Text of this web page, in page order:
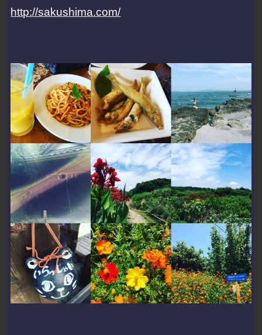
http://sakushima.com/